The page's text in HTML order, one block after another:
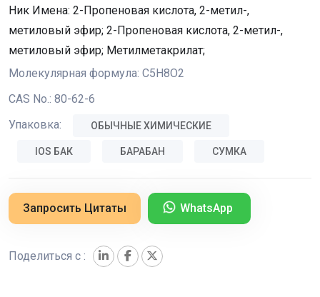
Ник Имена: 2-Пропеновая кислота, 2-метил-,
метиловый эфир; 2-Пропеновая кислота, 2-метил-,
метиловый эфир; Метилметакрилат;
Молекулярная формула: C5H8O2
CAS No.: 80-62-6
Упаковка:
ОБЫЧНЫЕ ХИМИЧЕСКИЕ
IOS БАК БАРАБАН СУМКА
Запросить Цитаты WhatsApp
Поделиться с :